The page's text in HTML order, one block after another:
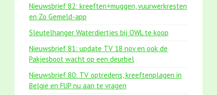
Nieuwsbrief 82: kreeften+muggen, vuurwerkresten
en Zo Gemeld-app
Sleutelhanger Waterdiertjes bij OWL te koop
Nieuwsbrief 81: update TV 18 nov en ook de
Pakjesboot wacht op een deurbel
Nieuwsbrief 80: TV optredens, kreeftenplagen in
België en FUP nu aan te vragen